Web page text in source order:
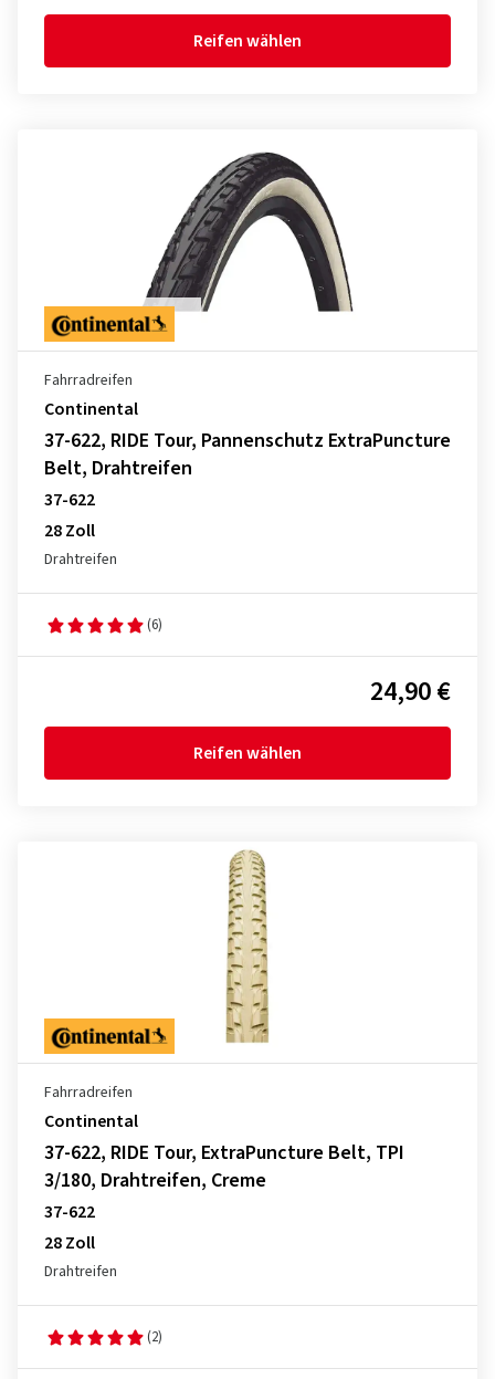
Reifen wählen
Fahrradreifen
Continental
37-622, RIDE Tour, Pannenschutz ExtraPuncture
Belt, Drahtreifen
37-622
28 Zoll
Drahtreifen
(6)
24,90 €
Reifen wählen
Fahrradreifen
Continental
37-622, RIDE Tour, ExtraPuncture Belt, TPI
3/180, Drahtreifen, Creme
37-622
28 Zoll
Drahtreifen
(2)